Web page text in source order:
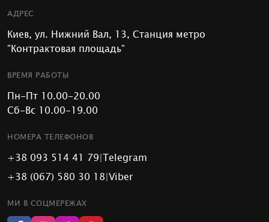
АДРЕС
Киев, ул. Нижний Вал, 13, Станция метро
"Контрактовая площадь"
ВРЕМЯ РАБОТЫ
Пн-Пт 10.00-20.00
Сб-Вс 10.00-19.00
НОМЕРА ТЕЛЕФОНОВ
+38 093 514 41 79|Telegram
+38 (067) 580 30 18|Viber
МИ В СОЦМЕРЕЖАХ